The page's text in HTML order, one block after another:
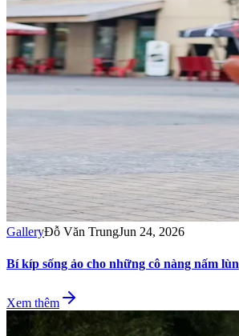
GalleryĐỗ Văn TrungJun 24, 2026
Bí kíp sống ảo cho những cô nàng nấm lùn
Xem thêm